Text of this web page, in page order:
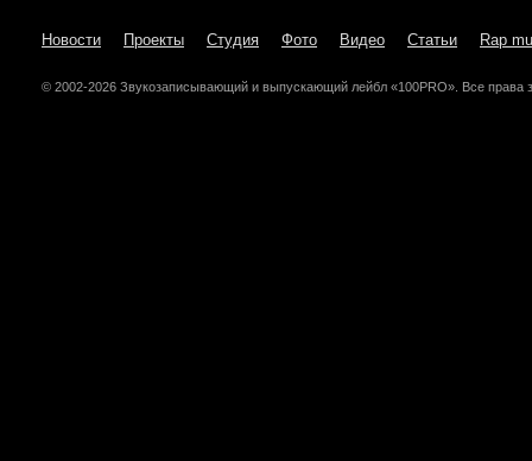
Новости Проекты Студия Фото Видео Статьи Rap
© 2002-2026 Звукозаписывающий и выпускающий лейбл «100PRO». Все